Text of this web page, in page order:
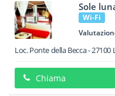
Sole
Wi-Fi
Loc. Ponte della Becca-27100
Chiama